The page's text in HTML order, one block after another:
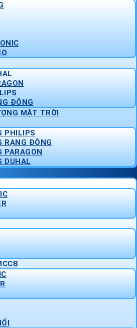
ĐÔNG
MẶT TRỜI
PHILIPS
RẠNG ĐÔNG
PARAGON
DUHAL